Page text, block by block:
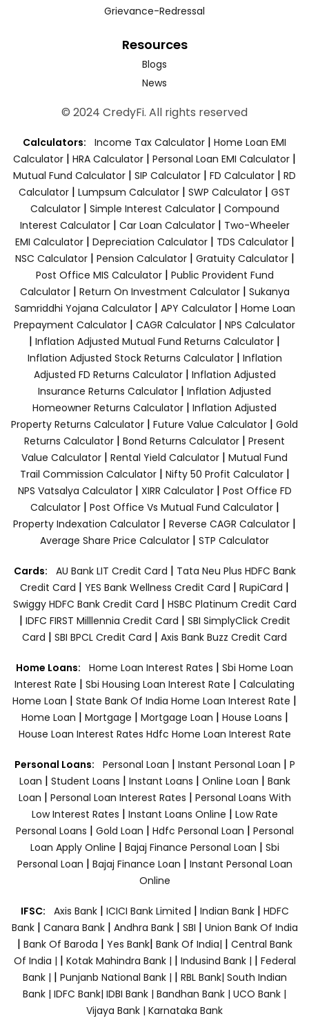
Grievance-Redressal
Resources
Blogs
News
© 2024 CredyFi. All rights reserved
Calculators: Income Tax Calculator | Home Loan EMI
Calculator | HRA Calculator | Personal Loan EMI Calculator |
Mutual Fund Calculator | SIP Calculator | FD Calculator | RD
Calculator | Lumpsum Calculator | SWP Calculator | GST
Calculator| Simple Interest Calculator| Compound
Interest Calculator| Car Loan Calculator| Two-Wheeler
EMI Calculator| Depreciation Calculator| TDS Calculator|
NSC Calculator| Pension Calculator| Gratuity Calculator|
Post Office MIS Calculator| Public Provident Fund
Calculator| Return On Investment Calculator| Sukanya
Samriddhi Yojana Calculator| APY Calculator| Home Loan
Prepayment Calculator | CAGR Calculator | NPS Calculator
| Inflation Adjusted Mutual Fund Returns Calculator |
Inflation Adjusted Stock Returns Calculator| Inflation
Adjusted FD Returns Calculator| Inflation Adjusted
Insurance Returns Calculator | Inflation Adjusted
Homeowner Returns Calculator | Inflation Adjusted
Property Returns Calculator | Future Value Calculator | Gold
Returns Calculator | Bond Returns Calculator | Present
Value Calculator | Rental Yield Calculator | Mutual Fund
Trail Commission Calculator| Nifty 50 Profit Calculator|
NPS Vatsalya Calculator| XIRR Calculator| Post Office FD
Calculator| Post Office Vs Mutual Fund Calculator|
Property Indexation Calculator | Reverse CAGR Calculator |
Average Share Price Calculator | STP Calculator
Cards: AU Bank LIT Credit Card | Tata Neu Plus HDFC Bank
Credit Card | YES Bank Wellness Credit Card | RupiCard |
Swiggy HDFC Bank Credit Card | HSBC Platinum Credit Card
| IDFC FIRST Milllennia Credit Card | SBI SimplyClick Credit
Card | SBI BPCL Credit Card | Axis Bank Buzz Credit Card
Home Loans: Home Loan Interest Rates | Sbi Home Loan
Interest Rate | Sbi Housing Loan Interest Rate | Calculating
Home Loan | State Bank Of India Home Loan Interest Rate |
Home Loan | Mortgage | Mortgage Loan | House Loans |
House Loan Interest Rates Hdfc Home Loan Interest Rate
Personal Loans: Personal Loan | Instant Personal Loan | P
Loan | Student Loans | Instant Loans | Online Loan | Bank
Loan | Personal Loan Interest Rates | Personal Loans With
Low Interest Rates | Instant Loans Online | Low Rate
Personal Loans | Gold Loan | Hdfc Personal Loan | Personal
Loan Apply Online | Bajaj Finance Personal Loan | Sbi
Personal Loan | Bajaj Finance Loan | Instant Personal Loan
Online
IFSC: Axis Bank | ICICI Bank Limited | Indian Bank | HDFC
Bank| Canara Bank | Andhra Bank| SBI | Union Bank Of India
| Bank Of Baroda | Yes Bank| Bank Of India| | Central Bank
Of India | | Kotak Mahindra Bank | | Indusind Bank | | Federal
Bank | | Punjanb National Bank | | RBL Bank| South Indian
Bank | IDFC Bank| IDBI Bank | Bandhan Bank | UCO Bank |
Vijaya Bank | Karnataka Bank